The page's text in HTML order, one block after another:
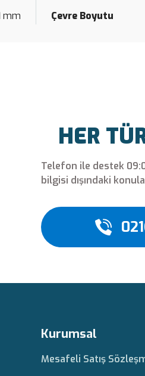
mm Çevre Boyutu
HER
Telefon ile destek
bilgisi dışındaki
Kurumsal
Mesafeli Satış